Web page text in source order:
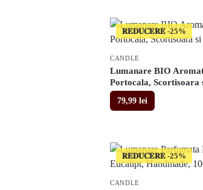
𝐑𝐄𝐃𝐔𝐂𝐄𝐑𝐄
CANDLE
Lumanare BIO
Portocala, Scortisoara
79,99 lei
𝐑𝐄𝐃𝐔𝐂𝐄𝐑𝐄
CANDLE